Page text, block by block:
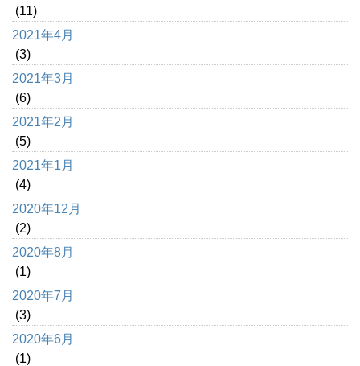
(11)
2021年4月
(3)
2021年3月
(6)
2021年2月
(5)
2021年1月
(4)
2020年12月
(2)
2020年8月
(1)
2020年7月
(3)
2020年6月
(1)